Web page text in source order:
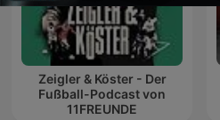
Zeigler & Köster - Der
Fußball-Podcast von
11FREUNDE